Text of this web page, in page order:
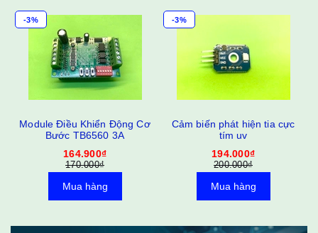
-3%
Module Điều Khiển Động Cơ
Bước TB6560 3A
164.900₫
170.000₫
Mua hàng
-3%
Cảm biến phát hiện tia cực
tím uv
194.000₫
200.000₫
Mua hàng